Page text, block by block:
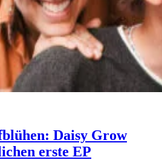
Daisy Grow
erste EP